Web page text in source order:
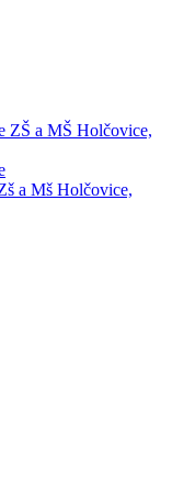
ZŠ a MŠ Holčovice,
a Mš Holčovice,